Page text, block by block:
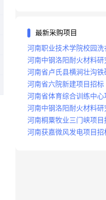
最新采购项目
河南职业技术学院校园
河南中钢洛阳耐火材料研
标
河南省卢氏县横涧壮沟铁
标公告
河南省六院新建项目招标
河南省体育综合训练中
河南中钢洛阳耐火材料研
标
河南桐粟牧业三门峡项目
河南获嘉微风发电项目招